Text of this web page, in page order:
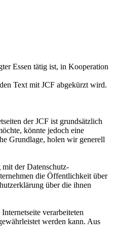
Essen tätig ist, in Kooperation
Text mit JCF abgekürzt wird.
der JCF ist grundsätzlich
könnte jedoch eine
Grundlage, holen wir generell
der Datenschutz-
die Öffentlichkeit über
über die ihnen
verarbeiteten
werden kann. Aus